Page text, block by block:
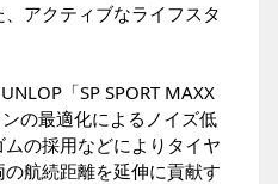
アクティブなライフスタ
「SP SPORT MAXX
の最適化によるノイズ低
の採用などによりタイヤ
航続距離を延伸に貢献す